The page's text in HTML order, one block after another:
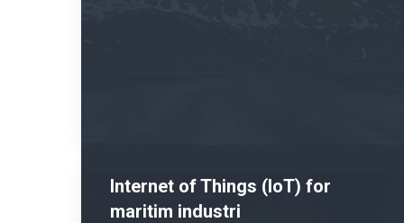
Internet of Things (IoT) for
maritim industri